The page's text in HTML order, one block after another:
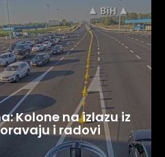
Kolone na izlazu iz
i radovi